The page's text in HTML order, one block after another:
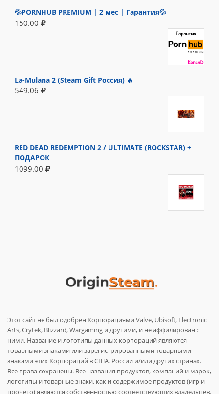
💦PORNHUB PREMIUM | 2 мес | Гарантия💦
150.00
La-Mulana 2 (Steam Gift Россия) 🔥
549.06
RED DEAD REDEMPTION 2 / ULTIMATE (ROCKSTAR) +
ПОДАРОК
1099.00
Этот сайт не был одобрен Корпорациями Valve, Ubisoft, Electronic
Arts, Crytek, Blizzard, Wargaming и другими, и не аффилирован с
ними. Название и логотипы данных корпораций являются
товарными знаками или зарегистрированными товарными
знаками этих Корпораций в США, России и/или других странах.
Все права сохранены. Все названия продуктов, компаний и марок,
логотипы и товарные знаки, как и содержимое продуктов (игр и
прочего) являются собственностью соответствующих владельцев.